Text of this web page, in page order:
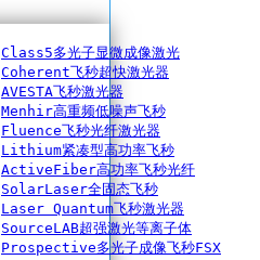
Class5多光子显微成像激光
Coherent飞秒超快激光器
AVESTA飞秒激光器
Menhir高重频低噪声飞秒
Fluence飞秒光纤激光器
Lithium紧凑型高功率飞秒
ActiveFiber高功率飞秒光纤
SolarLaser全固态飞秒
Laser Quantum飞秒激光器
SourceLAB超强激光等离子体
Prospective多光子成像飞秒FSX